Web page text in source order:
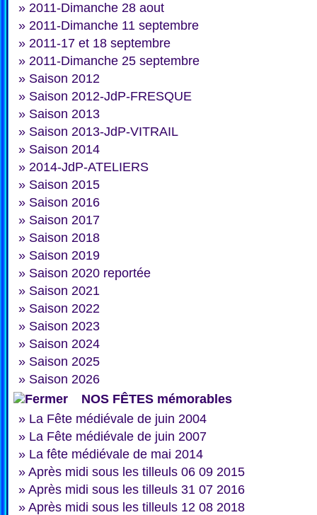
» 2011-Dimanche 28 aout
» 2011-Dimanche 11 septembre
» 2011-17 et 18 septembre
» 2011-Dimanche 25 septembre
» Saison 2012
» Saison 2012-JdP-FRESQUE
» Saison 2013
» Saison 2013-JdP-VITRAIL
» Saison 2014
» 2014-JdP-ATELIERS
» Saison 2015
» Saison 2016
» Saison 2017
» Saison 2018
» Saison 2019
» Saison 2020 reportée
» Saison 2021
» Saison 2022
» Saison 2023
» Saison 2024
» Saison 2025
» Saison 2026
NOS FÊTES mémorables
» La Fête médiévale de juin 2004
» La Fête médiévale de juin 2007
» La fête médiévale de mai 2014
» Après midi sous les tilleuls 06 09 2015
» Après midi sous les tilleuls 31 07 2016
» Après midi sous les tilleuls 12 08 2018